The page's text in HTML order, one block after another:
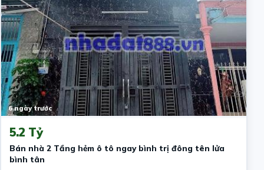
6 ngày trước
5.2 Tỷ
Bán nhà 2 Tầng hẻm ô tô ngay bình trị đông tên lửa
bình tân